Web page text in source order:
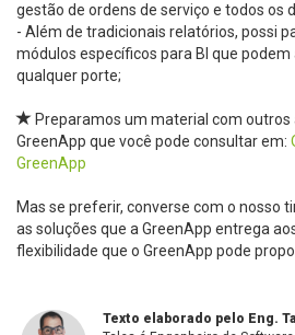
gestão de ordens de serviço e todos os
- Além de tradicionais relatórios, possi
módulos específicos para BI que
qualquer porte;
Preparamos um material com outros
GreenApp que você pode consultar em:
GreenApp
Mas se preferir, converse com o nosso
as soluções que a GreenApp entrega
flexibilidade que o GreenApp pode
Texto elaborado pelo Eng.